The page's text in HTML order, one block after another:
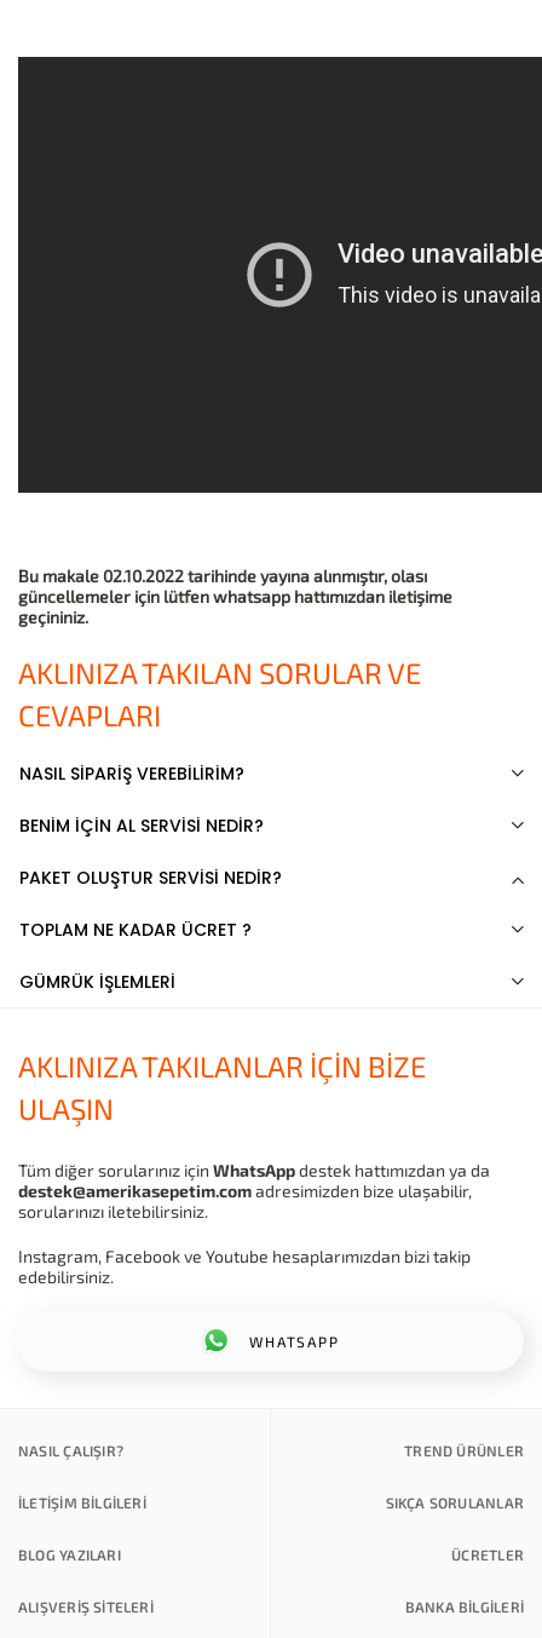
Bu makale 02.10.2022 tarihinde yayına alınmıştır, olası
güncellemeler için lütfen whatsapp hattımızdan iletişime
geçininiz.
AKLINIZA TAKILAN SORULAR VE
CEVAPLARI
NASIL SİPARİŞ VEREBİLİRİM?
BENİM İÇİN AL SERVİSİ NEDİR?
PAKET OLUŞTUR SERVİSİ NEDİR?
TOPLAM NE KADAR ÜCRET ?
GÜMRÜK İŞLEMLERİ
AKLINIZA TAKILANLAR İÇİN BİZE
ULAŞIN
WHATSAPP
Tüm diğer sorularınız için WhatsAppdestek hattımızdan ya da
destek@amerikasepetim.comadresimizden bize ulaşabilir,
sorularınızı iletebilirsiniz.
Instagram, Facebook ve Youtube hesaplarımızdan bizi takip
edebilirsiniz.
NASIL ÇALIŞIR? TREND ÜRÜNLER
İLETİŞİM BİLGİLERİ SIKÇA SORULANLAR
BLOG YAZILARI ÜCRETLER
ALIŞVERİŞ SİTELERİ BANKA BILGILERI